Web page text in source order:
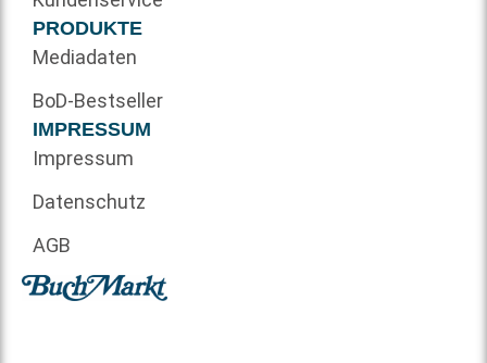
PRODUKTE
Mediadaten
BoD-Bestseller
IMPRESSUM
Impressum
Datenschutz
AGB